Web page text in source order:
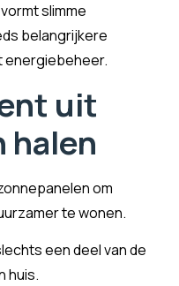
slimme
belangrijkere
uit
halen
om
te wonen.
een deel van de
huis.